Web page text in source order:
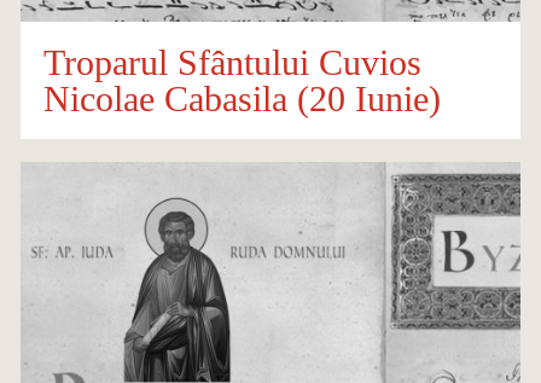
Troparul Sfântului Cuvios
Nicolae Cabasila (20 Iunie)